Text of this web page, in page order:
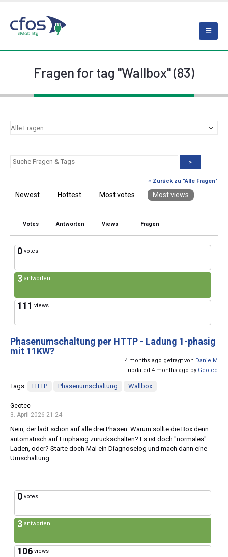
Fragen for tag "Wallbox" (83)
>
« Zurück zu "Alle Fragen"
Newest Hottest Most votes Most views
Votes Antworten Views Fragen
0 votes
3 antworten
111 views
Phasenumschaltung per HTTP - Ladung 1-phasig
mit 11KW?
4 months ago gefragt von DanielM
updated 4 months ago by Geotec
Tags: HTTP Phasenumschaltung Wallbox
Geotec
3. April 2026 21:24
Nein, der lädt schon auf alle drei Phasen. Warum sollte die Box denn
automatisch auf Einphasig zurückschalten? Es ist doch "normales"
Laden, oder? Starte doch Mal ein Diagnoselog und mach dann eine
Umschaltung.
0 votes
3 antworten
106 views